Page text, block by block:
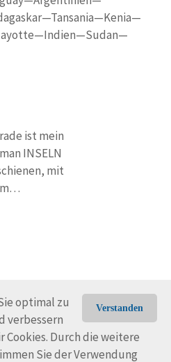
Verstanden
optimal zu
verbessern
Cookies. Durch die weitere
Sie der Verwendung
ist mein
INSELN
mit
Impressum
Rechtliche Hinweise